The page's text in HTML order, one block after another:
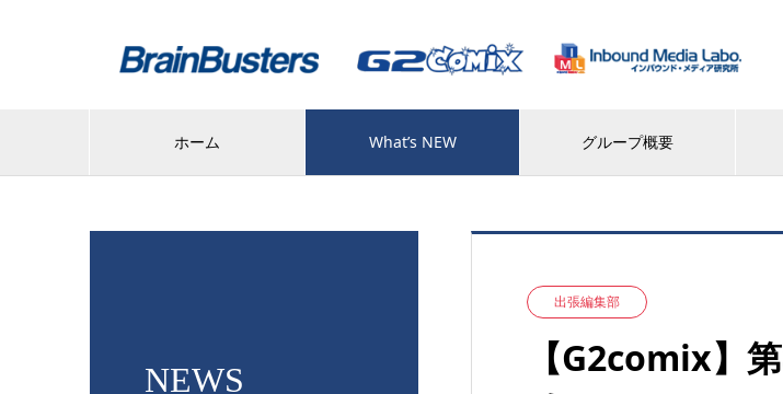
ホーム What’s NEW グループ概要
NEWS
出張編集部
【G2comix】